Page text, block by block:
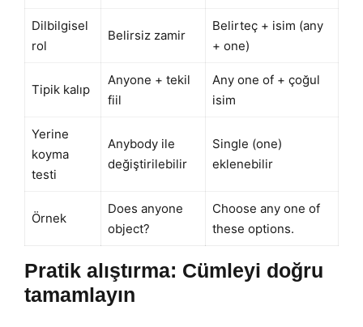
Dilbilgisel
rol
Belirsiz zamir
Belirteç + isim (any
+ one)
Tipik kalıp
Anyone + tekil
fiil
Any one of + çoğul
isim
Yerine
koyma
testi
Anybody ile
değiştirilebilir
Single (one)
eklenebilir
Örnek
Does anyone
object?
Choose any one of
these options.
Pratik alıştırma: Cümleyi doğru
tamamlayın